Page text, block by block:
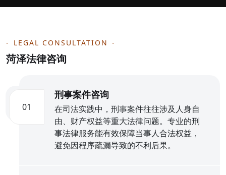
LEGAL CONSULTATION
菏泽法律咨询
01
刑事案件咨询
在司法实践中，刑事案件往往涉及人身自
由、财产权益等重大法律问题。专业的刑
事法律服务能有效保障当事人合法权益，
避免因程序疏漏导致的不利后果。